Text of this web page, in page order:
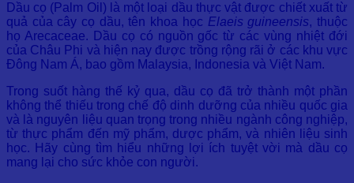
Dầu cọ (Palm Oil) là một loại dầu thực vật được chiết xuất từ
quả của cây cọ dầu, tên khoa học Elaeis guineensis, thuộc
họ Arecaceae. Dầu cọ có nguồn gốc từ các vùng nhiệt đới
của Châu Phi và hiện nay được trồng rộng rãi ở các khu vực
Đông Nam Á, bao gồm Malaysia, Indonesia và Việt Nam.
Trong suốt hàng thế kỷ qua, dầu cọ đã trở thành một phần
không thể thiếu trong chế độ dinh dưỡng của nhiều quốc gia
và là nguyên liệu quan trọng trong nhiều ngành công nghiệp,
từ thực phẩm đến mỹ phẩm, dược phẩm, và nhiên liệu sinh
học. Hãy cùng tìm hiểu những lợi ích tuyệt vời mà dầu cọ
mang lại cho sức khỏe con người.